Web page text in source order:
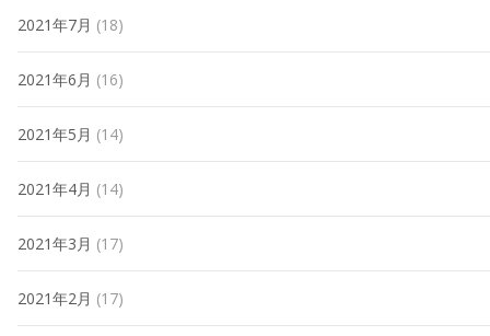
2021年7月 (18)
2021年6月 (16)
2021年5月 (14)
2021年4月 (14)
2021年3月 (17)
2021年2月 (17)